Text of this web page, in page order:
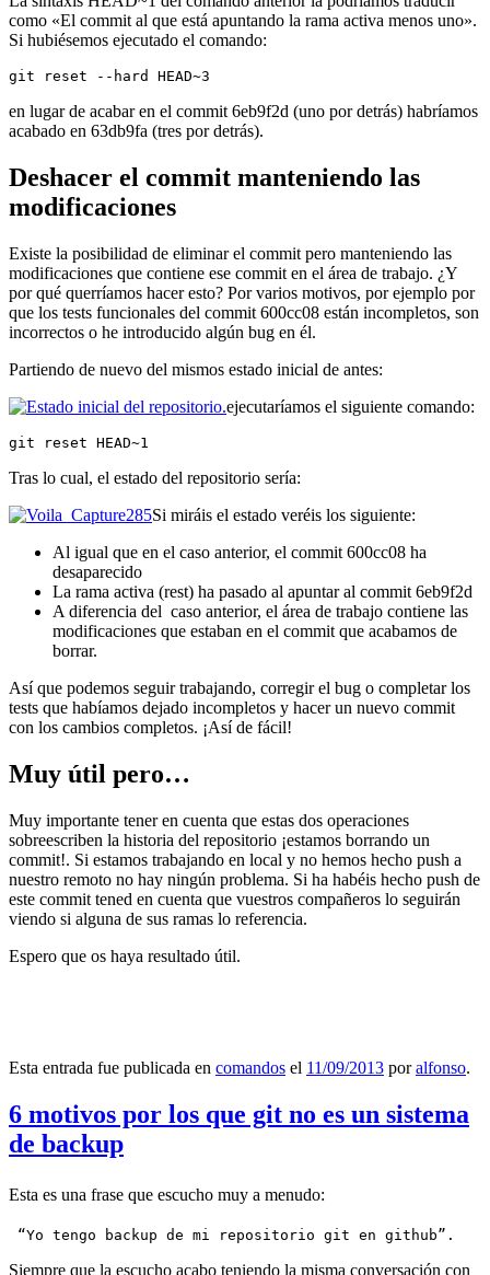
como «El commit al que está apuntando la rama activa menos uno».
Si hubiésemos ejecutado el comando:
git reset --hard HEAD~3
en lugar de acabar en el commit 6eb9f2d (uno por detrás) habríamos
acabado en 63db9fa (tres por detrás).
Deshacer el commit manteniendo las
modificaciones
Existe la posibilidad de eliminar el commit pero manteniendo las
modificaciones que contiene ese commit en el área de trabajo. ¿Y
por qué querríamos hacer esto? Por varios motivos, por ejemplo por
que los tests funcionales del commit 600cc08 están incompletos, son
incorrectos o he introducido algún bug en él.
Partiendo de nuevo del mismos estado inicial de antes:
ejecutaríamos el siguiente comando:
git reset HEAD~1
Tras lo cual, el estado del repositorio sería:
Si miráis el estado veréis los siguiente:
Al igual que en el caso anterior, el commit 600cc08 ha
desaparecido
La rama activa (rest) ha pasado al apuntar al commit 6eb9f2d
A diferencia del caso anterior, el área de trabajo contiene las
modificaciones que estaban en el commit que acabamos de
borrar.
Así que podemos seguir trabajando, corregir el bug o completar los
tests que habíamos dejado incompletos y hacer un nuevo commit
con los cambios completos. ¡Así de fácil!
Muy útil pero…
Muy importante tener en cuenta que estas dos operaciones
sobreescriben la historia del repositorio ¡estamos borrando un
commit!. Si estamos trabajando en local y no hemos hecho push a
nuestro remoto no hay ningún problema. Si ha habéis hecho push de
este commit tened en cuenta que vuestros compañeros lo seguirán
viendo si alguna de sus ramas lo referencia.
Espero que os haya resultado útil.
Esta entrada fue publicada en comandos el 11/09/2013 poralfonso.
6 motivos por los que git no es un sistema
de backup
Esta es una frase que escucho muy a menudo:
“Yo tengo backup de mi repositorio git en github”.
Siempre que la escucho acabo teniendo la misma conversación con